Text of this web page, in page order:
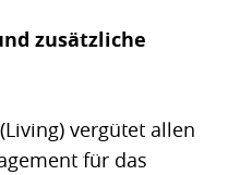
zusätzliche
vergütet allen
für das